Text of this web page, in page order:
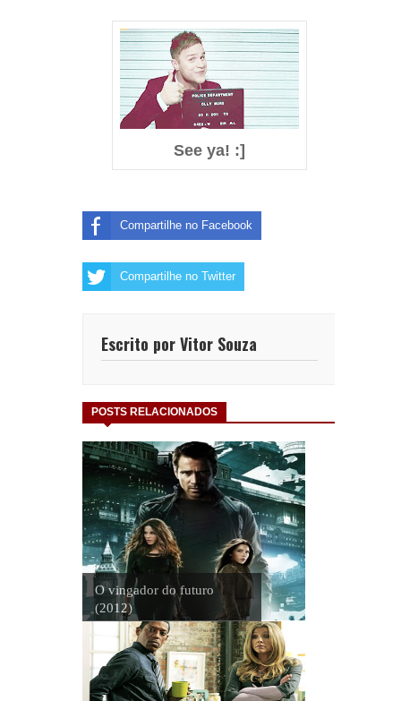
See ya! :]
Compartilhe no Facebook
Compartilhe no Twitter
Escrito por Vitor Souza
POSTS RELACIONADOS
O vingador do futuro
(2012)